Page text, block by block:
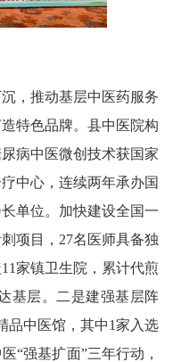
，推动基层中医药服务
特色品牌。县中医院构
病中医微创技术获国家
中心，连续两年承办国
单位。加快建设全国一
项目，27名医师具备独
家镇卫生院，累计代煎
基层。二是建强基层阵
品中医馆，其中1家入选
“强基扩面”三年行动，